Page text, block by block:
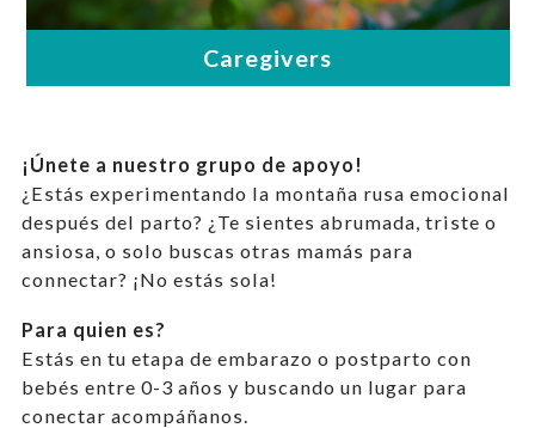
¡Únete a nuestro grupo de apoyo!
¿Estás experimentando la montaña rusa emocional
después del parto? ¿Te sientes abrumada, triste o
ansiosa, o solo buscas otras mamás para
connectar? ¡No estás sola!
Para quien es?
Estás en tu etapa de embarazo o postparto con
bebés entre 0-3 años y buscando un lugar para
conectar acompáñanos.